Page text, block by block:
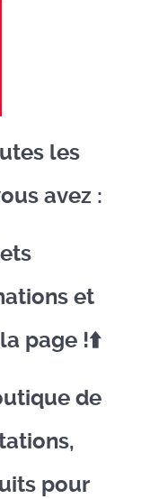
les
avez :
et
page !⬆️​
de
pour